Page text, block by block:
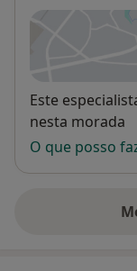
Este
nesta morada
O que posso